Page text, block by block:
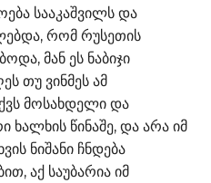
სააკაშვილს და
რომ რუსეთის
მან ეს ნაბიჯი
თუ ვინმეს ამ
მოსახდელი და
ხალხის წინაშე, და არა იმ
ნიშანი ჩნდება
აქ საუბარია იმ